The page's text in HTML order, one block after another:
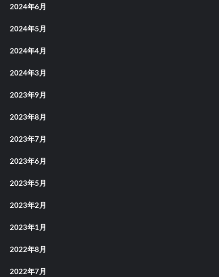
2024年6月
2024年5月
2024年4月
2024年3月
2023年9月
2023年8月
2023年7月
2023年6月
2023年5月
2023年2月
2023年1月
2022年8月
2022年7月